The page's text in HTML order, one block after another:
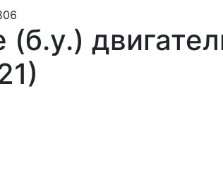
(б.у.)